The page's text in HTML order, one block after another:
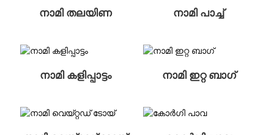
നാമി തലയിണ നാമി പാച്ച്
നാമി കളിപ്പാട്ടം നാമി ഇറ്റ ബാഗ്